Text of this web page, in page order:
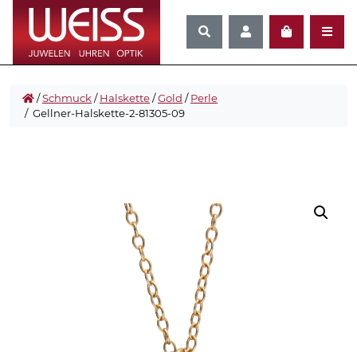
/Schmuck/Halskette/Gold /Perle
/ Gellner-Halskette-2-81305-09